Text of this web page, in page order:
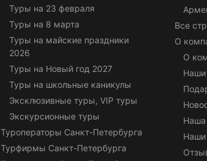
Туры на 23 февраля
Туры на 8 марта
Туры на майские праздники
2026
Туры на Новый год 2027
Туры на школьные каникулы
Эксклюзивные туры, VIP туры
Экскурсионные туры
Туроператоры Санкт-Петербурга
Турфирмы Санкт-Петербурга
Все
О
О
Наши
Наша
Наши